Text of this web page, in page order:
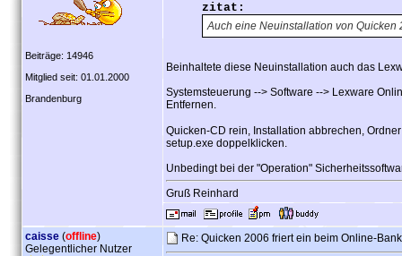
Beiträge: 14946
Mitglied seit: 01.01.2000
Brandenburg
zitat:
Auch eine Neuinstallation von Quicken
Beinhaltete diese Neuinstallation auch das
Systemsteuerung --> Software --> Lexware
Entfernen.
Quicken-CD rein, Installation abbrechen,
setup.exe doppelklicken.
Unbedingt bei der "Operation"
Gruß Reinhard
caisse (offline)
Gelegentlicher Nutzer
Re: Quicken 2006 friert ein beim Online-